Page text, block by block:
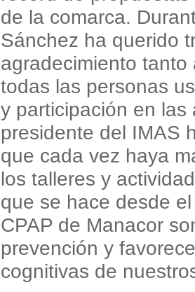
de la comarca.
Sánchez ha querido
agradecimiento
todas las personas
y participación en
presidente del IMAS
que cada vez haya
los talleres y
que se hace desde
CPAP de Manacor
prevención y
cognitivas de